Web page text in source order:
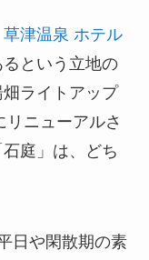
草津温泉 ホテル
という立地の
ライトアップ
リニューアルさ
庭」は、どち
日や閑散期の素